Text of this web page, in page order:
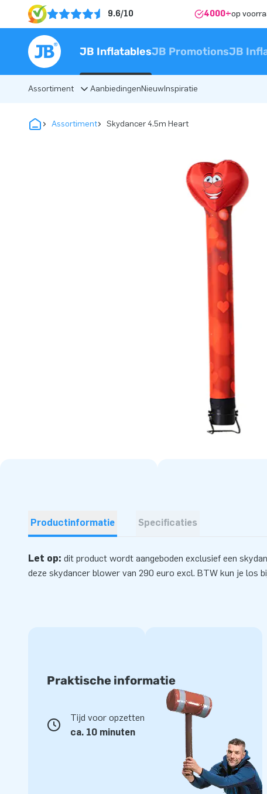
9.6/10 4000+op
JB InflatablesJB PromotionsJB
Assortiment AanbiedingenNieuwInspiratie
Assortiment Skydancer 4.5m Heart
Productinformatie Specificaties
Let op: dit product wordt aangeboden exclusief een
deze skydancer blower van 290 euro excl. BTW kun je los
Praktische informatie
Tijd voor opzetten
ca. 10 minuten